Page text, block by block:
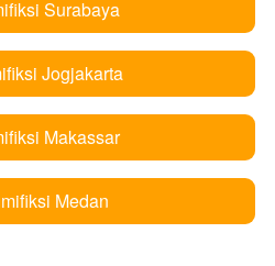
Surabaya
Jogjakarta
Makassar
Medan